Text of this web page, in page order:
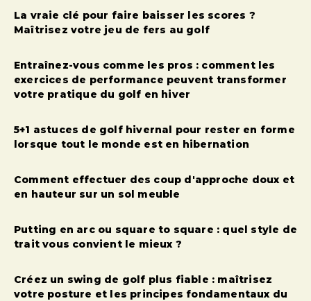
La vraie clé pour faire baisser les scores ?
Maîtrisez votre jeu de fers au golf
Entraînez-vous comme les pros : comment les
exercices de performance peuvent transformer
votre pratique du golf en hiver
5+1 astuces de golf hivernal pour rester en forme
lorsque tout le monde est en hibernation
Comment effectuer des coup d'approche doux et
en hauteur sur un sol meuble
Putting en arc ou square to square : quel style de
trait vous convient le mieux ?
Créez un swing de golf plus fiable : maîtrisez
votre posture et les principes fondamentaux du